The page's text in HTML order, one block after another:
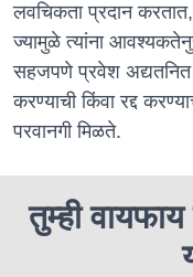
लवचिकता प्रदान करतात,
ज्यामुळे त्यांना
सहजपणे प्रवेश अद्यतनित
करण्याची किंवा रद्द
परवानगी मिळते.
तुम्ही